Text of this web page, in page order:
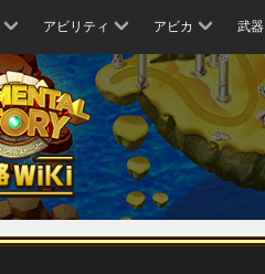
アビリティ アビカ 武器